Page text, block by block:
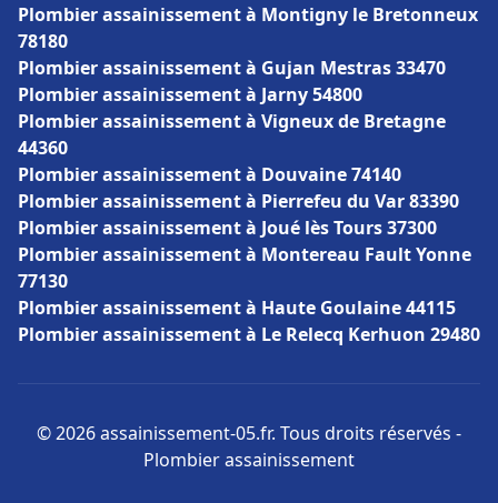
Plombier assainissement à Montigny le Bretonneux
78180
Plombier assainissement à Gujan Mestras 33470
Plombier assainissement à Jarny 54800
Plombier assainissement à Vigneux de Bretagne
44360
Plombier assainissement à Douvaine 74140
Plombier assainissement à Pierrefeu du Var 83390
Plombier assainissement à Joué lès Tours 37300
Plombier assainissement à Montereau Fault Yonne
77130
Plombier assainissement à Haute Goulaine 44115
Plombier assainissement à Le Relecq Kerhuon 29480
© 2026 assainissement-05.fr. Tous droits réservés -
Plombier assainissement